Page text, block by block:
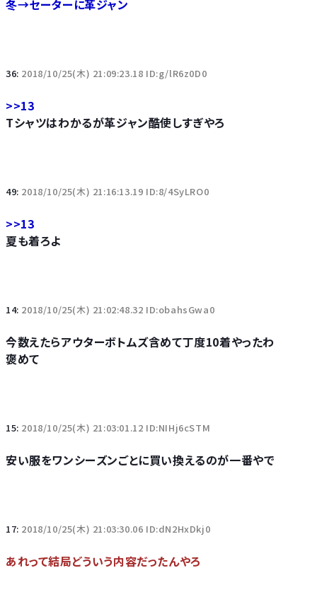
冬→セーターに革ジャン
36: 2018/10/25(木) 21:09:23.18 ID:g/lR6z0D0
>>13
Tシャツはわかるが革ジャン酷使しすぎやろ
49: 2018/10/25(木) 21:16:13.19 ID:8/4SyLRO0
>>13
夏も着ろよ
14: 2018/10/25(木) 21:02:48.32 ID:obahsGwa0
今数えたらアウターボトムズ含めて丁度10着やったわ
褒めて
15: 2018/10/25(木) 21:03:01.12 ID:NIHj6cSTM
安い服をワンシーズンごとに買い換えるのが一番やで
17: 2018/10/25(木) 21:03:30.06 ID:dN2HxDkj0
あれって結局どういう内容だったんやろ